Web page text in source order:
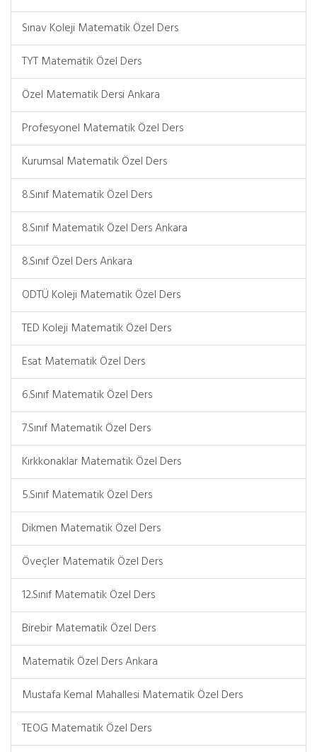
Sınav Koleji Matematik Özel Ders
TYT Matematik Özel Ders
Özel Matematik Dersi Ankara
Profesyonel Matematik Özel Ders
Kurumsal Matematik Özel Ders
8.Sınıf Matematik Özel Ders
8.Sınıf Matematik Özel Ders Ankara
8.Sınıf Özel Ders Ankara
ODTÜ Koleji Matematik Özel Ders
TED Koleji Matematik Özel Ders
Esat Matematik Özel Ders
6.Sınıf Matematik Özel Ders
7.Sınıf Matematik Özel Ders
Kırkkonaklar Matematik Özel Ders
5.Sınıf Matematik Özel Ders
Dikmen Matematik Özel Ders
Öveçler Matematik Özel Ders
12.Sınıf Matematik Özel Ders
Birebir Matematik Özel Ders
Matematik Özel Ders Ankara
Mustafa Kemal Mahallesi Matematik Özel Ders
TEOG Matematik Özel Ders